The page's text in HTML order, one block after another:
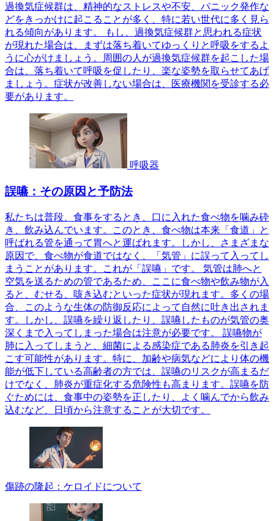
過換気症候群は、精神的なストレスや不安、パニック発作な
どをきっかけに起こることが多く、特に若い世代に多く見ら
れる傾向があります。 もし、過換気症候群と思われる症状
が現れた場合は、まずは落ち着いてゆっくりと呼吸をするよ
うに心がけましょう。周囲の人が過換気症候群を起こした場
合は、落ち着いて呼吸を促したり、楽な姿勢を取らせてあげ
ましょう。症状が改善しない場合は、医療機関を受診する必
要があります。
呼吸器
誤嚥：その原因と予防法
私たちは普段、食事をするとき、口に入れた食べ物を噛み砕
き、飲み込んでいます。このとき、食べ物は本来「食道」と
呼ばれる管を通って胃へと運ばれます。しかし、さまざまな
原因で、食べ物が食道ではなく、「気管」に誤って入ってし
まうことがあります。これが「誤嚥」です。 気管は肺へと
空気を送るための管であるため、ここに食べ物や飲み物が入
ると、むせる、咳き込むといった症状が現れます。多くの場
合、このような生体の防御反応によって自然に吐き出されま
す。しかし、誤嚥を繰り返したり、誤嚥したものが気管の奥
深くまで入ってしまった場合は注意が必要です。 誤嚥物が
肺に入ってしまうと、細菌による感染症である肺炎を引き起
こす可能性があります。特に、加齢や病気などにより体の機
能が低下している高齢者の方では、誤嚥のリスクが高まるだ
けでなく、肺炎が重症化する危険性も高まります。誤嚥を防
ぐためには、食事中の姿勢を正したり、よく噛んでから飲み
込むなど、日頃から注意することが大切です。
傷跡の隆起：ケロイドについて